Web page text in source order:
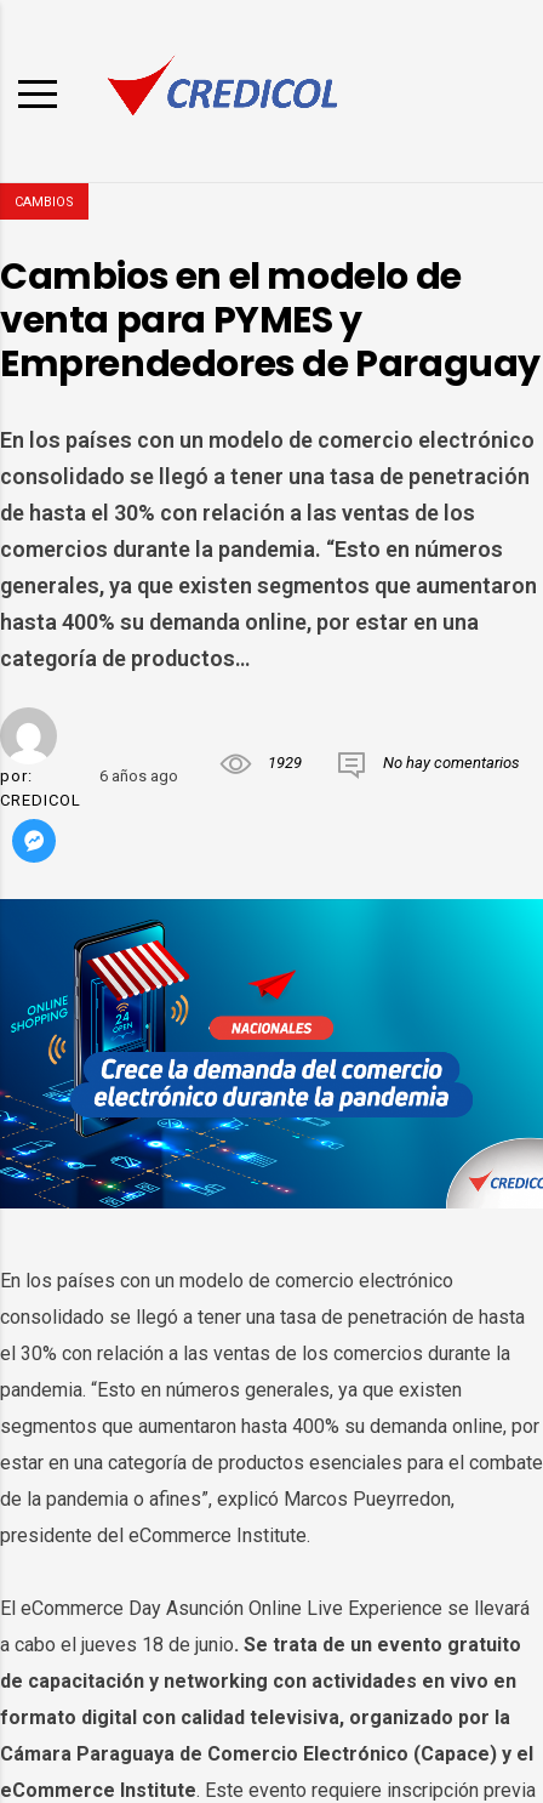
CAMBIOS
Cambios en el modelo de
venta para PYMES y
Emprendedores de Paraguay
En los países con un modelo de comercio electrónico
consolidado se llegó a tener una tasa de penetración
de hasta el 30% con relación a las ventas de los
comercios durante la pandemia. “Esto en números
generales, ya que existen segmentos que aumentaron
hasta 400% su demanda online, por estar en una
categoría de productos…
por:
CREDICOL
6 años ago
1929 No hay comentarios
En los países con un modelo de comercio electrónico
consolidado se llegó a tener una tasa de penetración de hasta
el 30% con relación a las ventas de los comercios durante la
pandemia. “Esto en números generales, ya que existen
segmentos que aumentaron hasta 400% su demanda online, por
estar en una categoría de productos esenciales para el combate
de la pandemia o afines”, explicó Marcos Pueyrredon,
presidente del eCommerce Institute.
El eCommerce Day Asunción Online Live Experience se llevará
a cabo el jueves 18 de junio. Se trata de un evento gratuito
de capacitación y networking con actividades en vivo en
formato digital con calidad televisiva, organizado por la
Cámara Paraguaya de Comercio Electrónico (Capace) y el
eCommerce Institute. Este evento requiere inscripción previa